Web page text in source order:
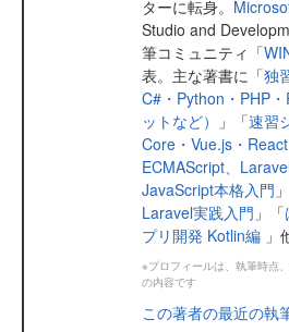
ターに転身。
Studio and
筆コミュニティ「
表。主な著書に「独
C#・Python・PHP
ットなど）
」「速習
Core・Vue.js・
ECMAScript、Laravel
JavaScript本格入門
Laravel実践入門 」「
プリ開発 Kotlin編 」
※プロフィールは、執筆時点
の内容です
この著者の最近の執